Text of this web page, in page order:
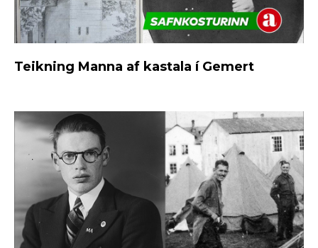
Teikning Manna af kastala í Gemert